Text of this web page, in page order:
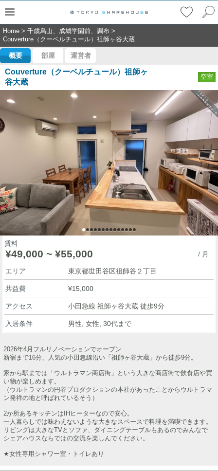
Home > 千歳烏山、成城学園前、調布 >
Couverture（クーベルチュール）祖師ヶ谷大蔵
概要 部屋 運営者
Couverture（クーベルチュール）祖師ヶ
谷大蔵
空室
賃料
¥49,000 ~ ¥55,000 / 月
エリア 東京都世田谷区祖師谷２丁目
共益費 ¥15,000
アクセス 小田急線 祖師ヶ谷大蔵 徒歩9分
入居条件 男性, 女性, 30代まで
2026年4月フルリノベーションでオープン
新宿まで16分、人気の小田急線沿い「祖師ヶ谷大蔵」から徒歩9分。
家から駅までは「ウルトラマン商店街」という大きな商店街で飲食店や買
い物が楽しめます。
（ウルトラマンの円谷プロダクションの本社があったことからウルトラマ
ン発祥の地と呼ばれているそう）
2か所あるキッチンはIHヒーターなので安心。
一人暮らしでは味わえないような大きなスペースで料理を満喫できます。
リビングは大きなTVとソファ、ダイニングテーブルもあるのでみんなで
シェアハウスならではの交流を楽しんでください。
★女性専用シャワー室・トイレあり